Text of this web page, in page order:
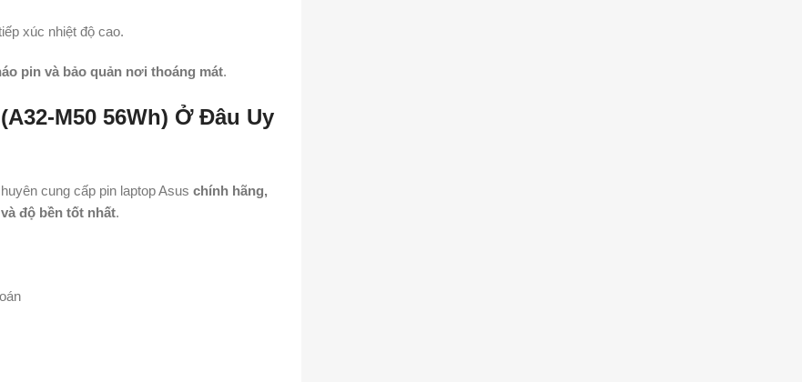
xúc nhiệt độ cao.
pin và bảo quản nơi thoáng mát.
M50 56Wh) Ở Đâu Uy
cung cấp pin laptop Asus chính hãng,
độ bền tốt nhất.